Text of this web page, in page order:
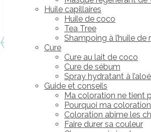
Huile capillaires
Huile de coco
Tea Tree
Shampoing à l’huile de
Cure
Cure au lait de coco
Cure de sébum
Spray hydratant à
Guide et conseils
Ma coloration ne tient
Pourquoi ma
Coloration abime les
Faire durer sa couleur